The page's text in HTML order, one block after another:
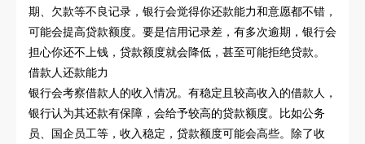
期、欠款等不良记录，银行会觉得你还款能力和意愿都不错，
可能会提高贷款额度。要是信用记录差，有多次逾期，银行会
担心你还不上钱，贷款额度就会降低，甚至可能拒绝贷款。
借款人还款能力
银行会考察借款人的收入情况。有稳定且较高收入的借款人，
银行认为其还款有保障，会给予较高的贷款额度。比如公务
员、国企员工等，收入稳定，贷款额度可能会高些。除了收